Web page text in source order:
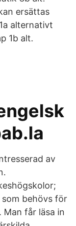
ersättas
alternativt
1b alt.
av
som behövs för
får läsa in